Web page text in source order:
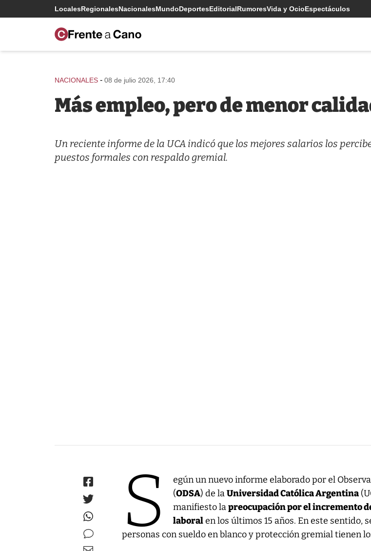
LocalesRegionalesNacionalesMundoDeportesEditorialRumoresVida y OcioEspectáculos
NACIONALES - 08 de julio 2026, 17:40
Más empleo, pero de menor
Un reciente informe de la UCA indicó que los mejores salarios los
puestos formales con respaldo gremial.
S
egún un nuevo informe elaborado por el
(ODSA) de laUniversidad Católica Argentina
manifiesto lapreocupación por el incremento
laboralen los últimos 15 años. En este sentido,
personas con sueldo en blanco y protección gremial tienen